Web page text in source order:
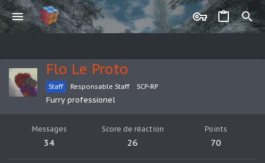
Flo Le Proto
Staff Responsable Staff SCP-RP
Furry professionel
Messages
34
Score de réaction
26
Points
70